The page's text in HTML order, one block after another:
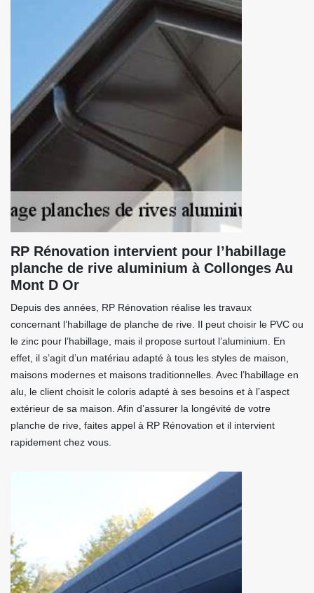
RP Rénovation intervient pour l’habillage
planche de rive aluminium à Collonges Au
Mont D Or
Depuis des années, RP Rénovation réalise les travaux
concernant l’habillage de planche de rive. Il peut choisir le PVC ou
le zinc pour l’habillage, mais il propose surtout l’aluminium. En
effet, il s’agit d’un matériau adapté à tous les styles de maison,
maisons modernes et maisons traditionnelles. Avec l’habillage en
alu, le client choisit le coloris adapté à ses besoins et à l’aspect
extérieur de sa maison. Afin d’assurer la longévité de votre
planche de rive, faites appel à RP Rénovation et il intervient
rapidement chez vous.